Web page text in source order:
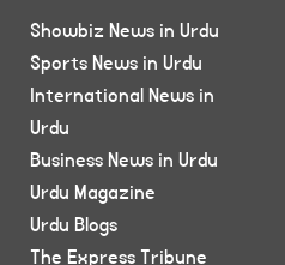
Showbiz News in Urdu
Sports News in Urdu
International News in
Urdu
Business News in Urdu
Urdu Magazine
Urdu Blogs
The Express Tribune